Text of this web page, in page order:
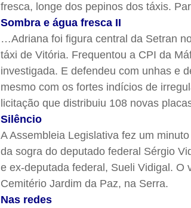
fresca, longe dos pepinos dos táxis.
Sombra e água fresca II
…Adriana foi figura central da Setran
táxi de Vitória. Frequentou a CPI da
investigada. E defendeu com unhas e
mesmo com os fortes indícios de
licitação que distribuiu 108 novas
Silêncio
A Assembleia Legislativa fez um
da sogra do deputado federal Sérgio
e ex-deputada federal, Sueli Vidigal. O
Cemitério Jardim da Paz, na Serra.
Nas redes